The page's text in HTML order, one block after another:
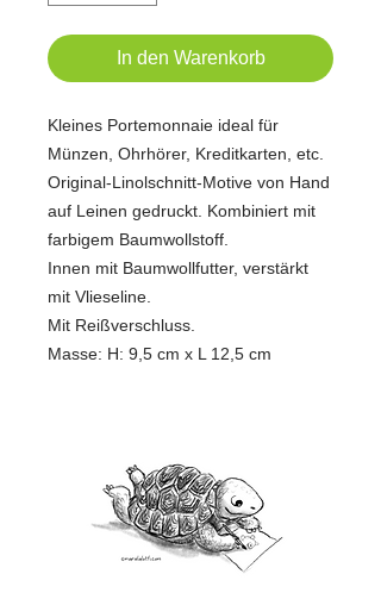
In den Warenkorb
Kleines Portemonnaie ideal für
Münzen, Ohrhörer, Kreditkarten, etc.
Original-Linolschnitt-Motive von Hand
auf Leinen gedruckt. Kombiniert mit
farbigem Baumwollstoff.
Innen mit Baumwollfutter, verstärkt
mit Vlieseline.
Mit Reißverschluss.
Masse: H: 9,5 cm x L 12,5 cm